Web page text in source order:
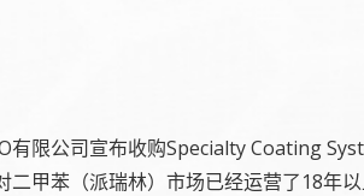
限公司宣布收购Specialty Coating
甲苯（派瑞林）市场已经运营了18年